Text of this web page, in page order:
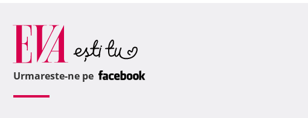
Urmareste-ne pe